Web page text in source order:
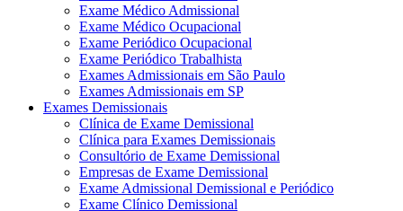
Exame Médico Admissional
Exame Médico Ocupacional
Exame Periódico Ocupacional
Exame Periódico Trabalhista
Exames Admissionais em São Paulo
Exames Admissionais em SP
Exames Demissionais
Clínica de Exame Demissional
Clínica para Exames Demissionais
Consultório de Exame Demissional
Empresas de Exame Demissional
Exame Admissional Demissional e Periódico
Exame Clínico Demissional